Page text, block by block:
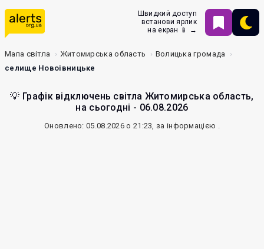
Швидкий доступ
встанови ярлик
на екран 📱 →
Мапа світла Житомирська область
Волицька громада
селище Новоівницьке
💡 Графік відключень світла Житомирська область,
на сьогодні - 06.08.2026
Оновлено: 05.08.2026 о 21:23, за інформацією .